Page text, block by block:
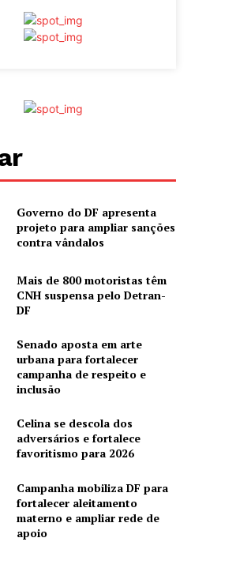
Governo do DF apresenta
projeto para ampliar sanções
contra vândalos
Mais de 800 motoristas têm
CNH suspensa pelo Detran-
DF
Senado aposta em arte
urbana para fortalecer
campanha de respeito e
inclusão
Celina se descola dos
adversários e fortalece
favoritismo para 2026
Campanha mobiliza DF para
fortalecer aleitamento
materno e ampliar rede de
apoio